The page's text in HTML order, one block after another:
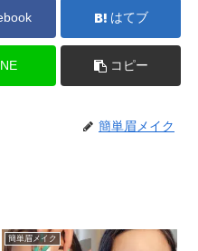
はてブ
コピー
簡単眉メイク
簡単眉メイク